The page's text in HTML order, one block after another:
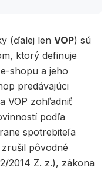
(ďalej len VOP) sú
ktorý definuje
shopu a jeho
predávajúci
VOP zohľadniť
podľa
spotrebiteľa
pôvodné
2014 Z. z.), zákona